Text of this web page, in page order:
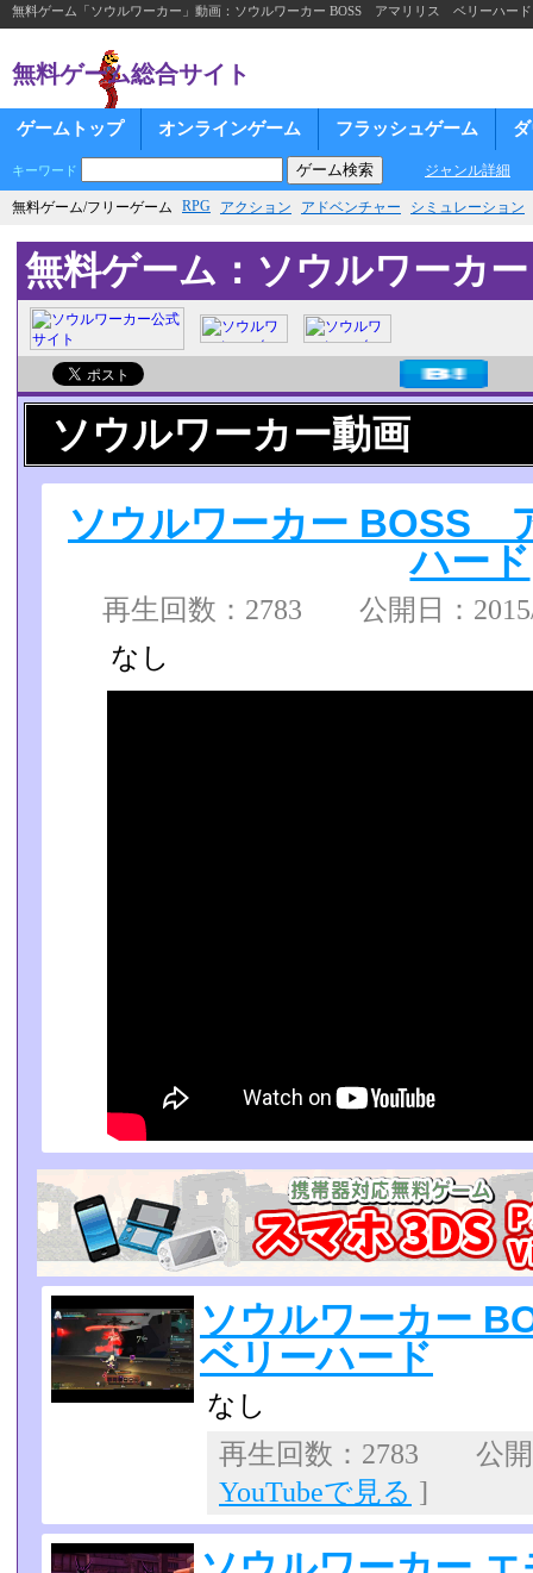
無料ゲーム「ソウルワーカー」動画：ソウルワーカー BOSS アマリリス ベリーハード
無料ゲーム総合サイト
ゲームトップ オンラインゲーム フラッシュゲーム
キーワード ジャンル詳細
無料ゲーム/フリーゲーム RPG アクション アドベンチャー シミュレーション
無料ゲーム：ソウルワーカー
ソウルワーカー動画
ソウルワーカー BOSS
ハード
再生回数：2783 公開日：
なし
ソウルワーカー
ベリーハード
なし
再生回数：2783 公
YouTubeで見る ]